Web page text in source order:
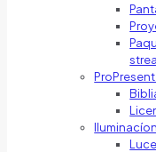
Iluminacíon